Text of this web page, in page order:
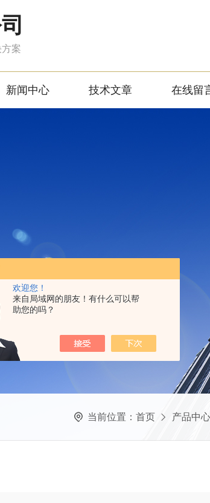
欢迎您！
来自局域网的朋友！有什么可以帮
助您的吗？
案
新闻中心 技术文章 在线留
当前位置： 首页 产品中心